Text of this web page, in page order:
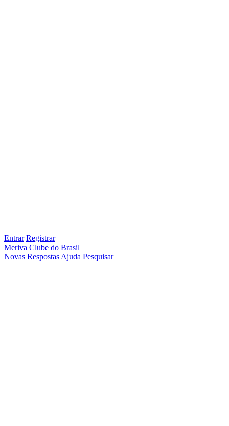
Entrar Registrar
Meriva Clube do Brasil
Novas Respostas Ajuda Pesquisar